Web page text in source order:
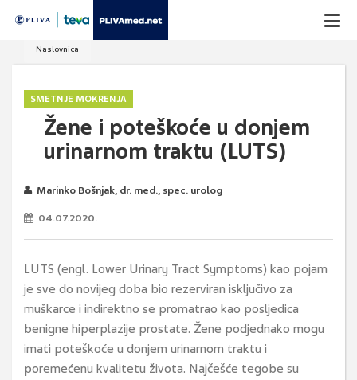
Naslovnica
SMETNJE MOKRENJA
Žene i poteškoće u donjem
urinarnom traktu (LUTS)
Marinko Bošnjak, dr. med., spec. urolog
04.07.2020.
LUTS (engl. Lower Urinary Tract Symptoms) kao pojam
je sve do novijeg doba bio rezerviran isključivo za
muškarce i indirektno se promatrao kao posljedica
benigne hiperplazije prostate. Žene podjednako mogu
imati poteškoće u donjem urinarnom traktu i
poremećenu kvalitetu života. Najčešće tegobe su